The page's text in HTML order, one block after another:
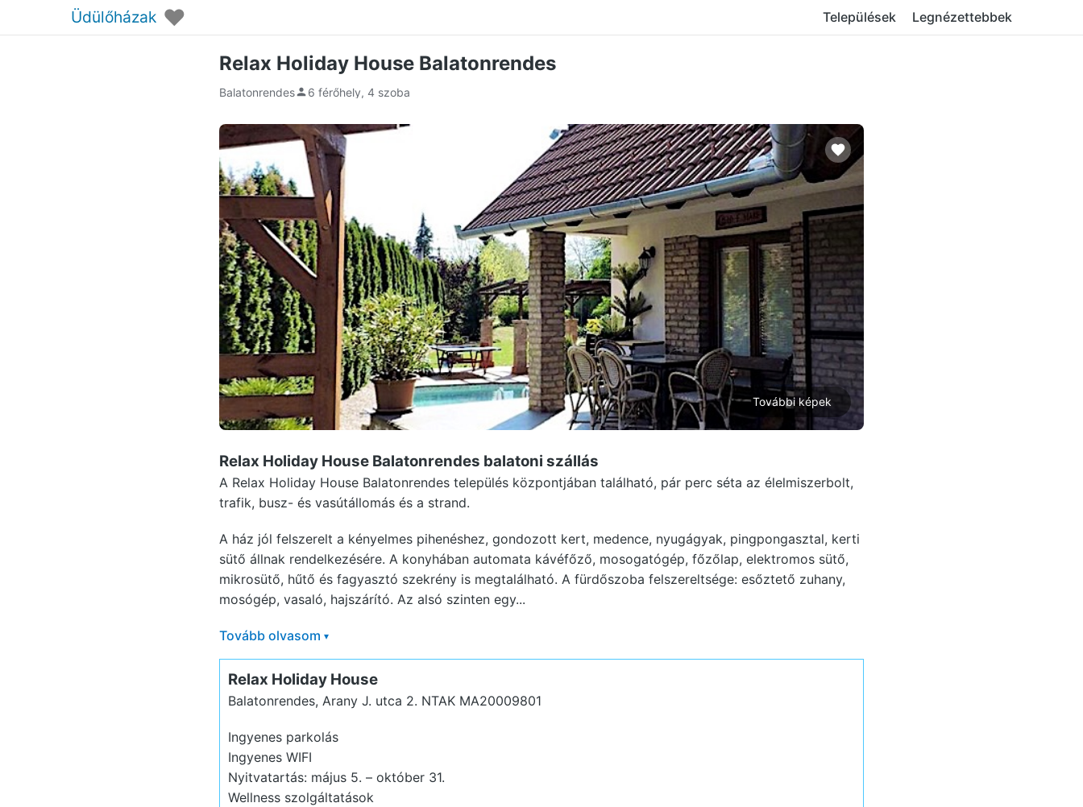
Üdülőházak ♥ Települések Legnézettebbek
Relax Holiday House Balatonrendes
Balatonrendes 6 férőhely, 4 szoba
További képek
Relax Holiday House Balatonrendes balatoni szállás
A Relax Holiday House Balatonrendes település központjában található, pár perc séta az élelmiszerbolt,
trafik, busz- és vasútállomás és a strand.
A ház jól felszerelt a kényelmes pihenéshez, gondozott kert, medence, nyugágyak, pingpongasztal, kerti
sütő állnak rendelkezésére. A konyhában automata kávéfőző, mosogatógép, főzőlap, elektromos sütő,
mikrosütő, hűtő és fagyasztó szekrény is megtalálható. A fürdőszoba felszereltsége: esőztető zuhany,
mosógép, vasaló, hajszárító. Az alsó szinten egy...
Tovább olvasom ▾
Relax Holiday House
Balatonrendes, Arany J. utca 2. NTAK MA20009801
Ingyenes parkolás
Ingyenes WIFI
Nyitvatartás: május 5. – október 31.
Wellness szolgáltatások